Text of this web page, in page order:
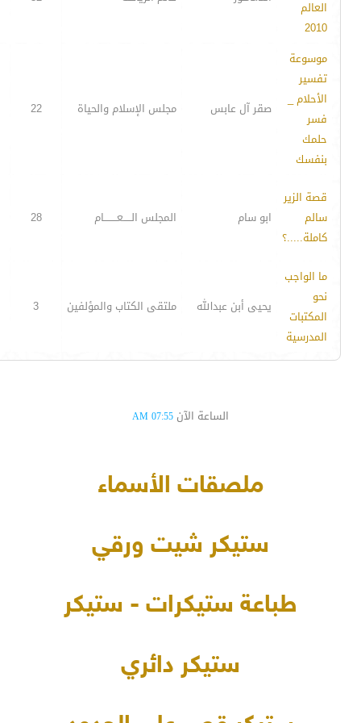
العالم
2010
موسوعة
تفسير
الأحلام _
فسر
حلمك
بنفسك
صقر آل عابس مجلس الإسلام والحياة 22
قصة الزير
سالم
كاملة.....؟
ابو سام المجلس الـــــعــــــــام 28
ما الواجب
نحو
المكتبات
المدرسية
يحيى أبن عبدالله ملتقى الكتاب والمؤلفين 3
الساعة الآن 07:55 AM
ملصقات الأسماء
ستيكر شيت ورقي
طباعة ستيكرات - ستيكر
ستيكر دائري